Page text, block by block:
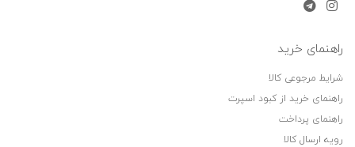
راهنمای خرید
شرایط مرجوعی کالا
راهنمای خرید از کبود اسپرت
راهنمای پرداخت
رویه ارسال کالا